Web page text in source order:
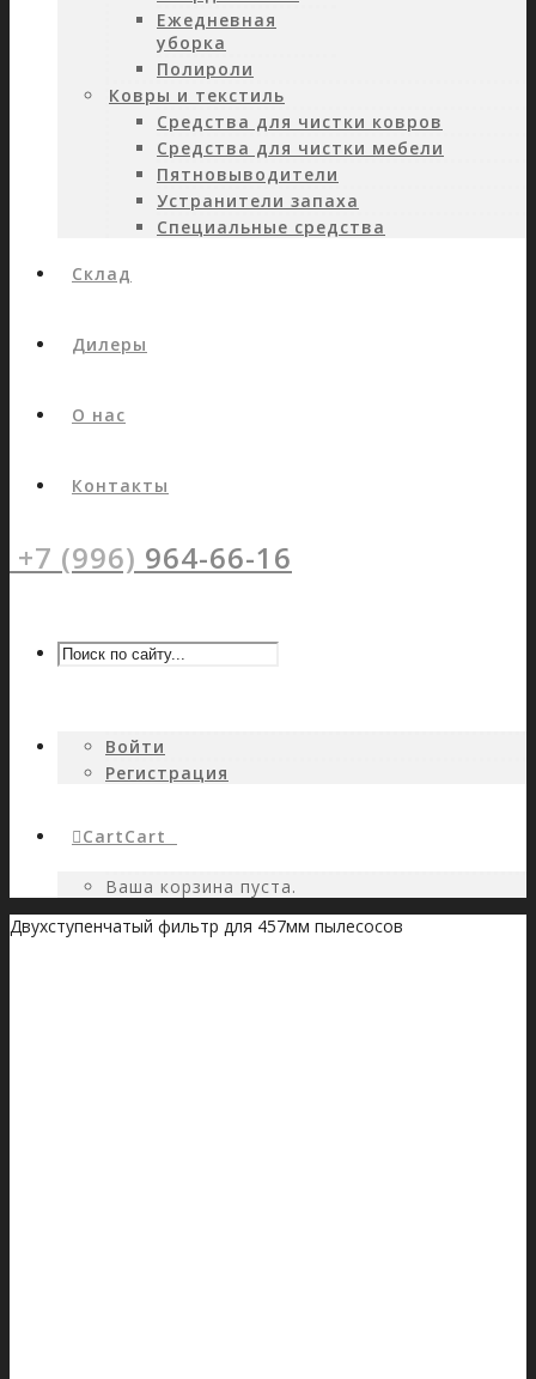
Ежедневная
уборка
Полироли
Ковры и текстиль
Средства для чистки ковров
Средства для чистки мебели
Пятновыводители
Устранители запаха
Специальные средства
Склад
Дилеры
О нас
Контакты
+7 (996) 964-66-16
Войти
Регистрация
CartCart
Ваша корзина пуста.
Двухступенчатый фильтр для 457мм пылесосов